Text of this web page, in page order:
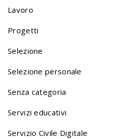
o
n
a
v
Lavoro
Progetti
Selezione
Selezione personale
Senza categoria
Servizi educativi
Servizio Civile Digitale